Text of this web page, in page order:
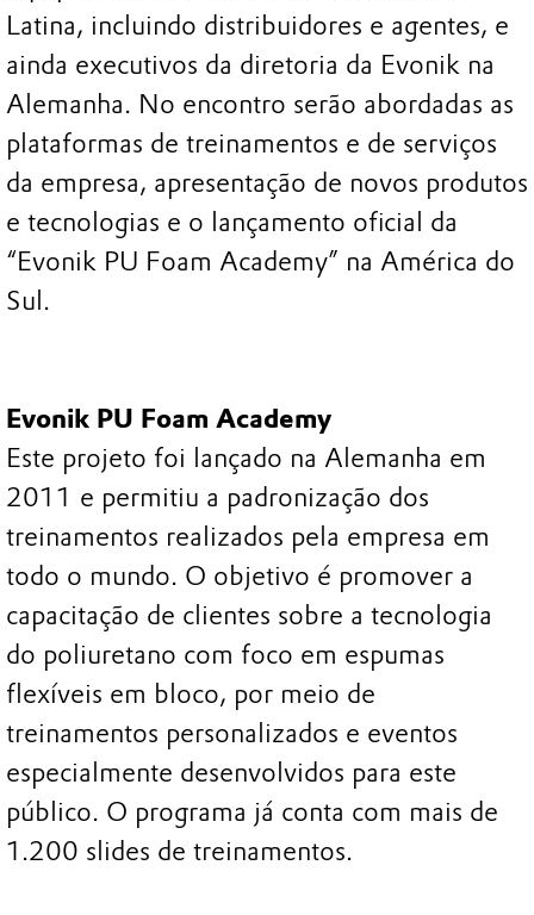
Latina, incluindo distribuidores e agentes, e
ainda executivos da diretoria da Evonik na
Alemanha. No encontro serão abordadas as
plataformas de treinamentos e de serviços
da empresa, apresentação de novos produtos
e tecnologias e o lançamento oficial da
“Evonik PU Foam Academy” na América do
Sul.
Evonik PU Foam Academy
Este projeto foi lançado na Alemanha em
2011 e permitiu a padronização dos
treinamentos realizados pela empresa em
todo o mundo. O objetivo é promover a
capacitação de clientes sobre a tecnologia
do poliuretano com foco em espumas
flexíveis em bloco, por meio de
treinamentos personalizados e eventos
especialmente desenvolvidos para este
público. O programa já conta com mais de
1.200 slides de treinamentos.